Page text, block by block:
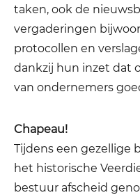
taken, ook de
vergaderingen
protocollen en
dankzij hun inzet dat
van ondernemers
Chapeau!
Tijdens een gezellige
het historische
bestuur afscheid